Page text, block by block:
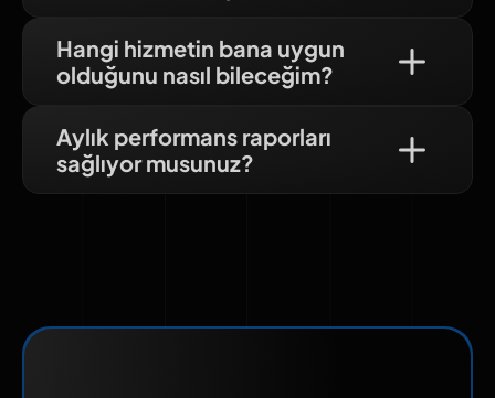
Hangi hizmetin bana uygun
olduğunu nasıl bileceğim?
Aylık performans raporları
sağlıyor musunuz?